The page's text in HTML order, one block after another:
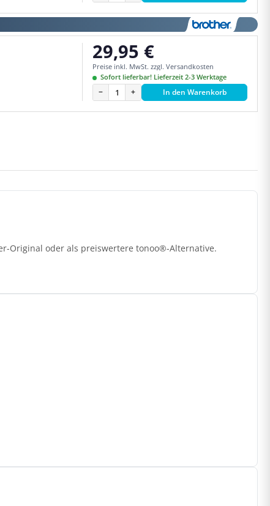
Regulärer Preis:
29,95 €
Preise inkl. MwSt. zzgl. Versandkosten
Sofort lieferbar! Lieferzeit 2-3 Werktage
− + In den Warenkorb
Original oder als preiswertere tonoo®-Alternative.